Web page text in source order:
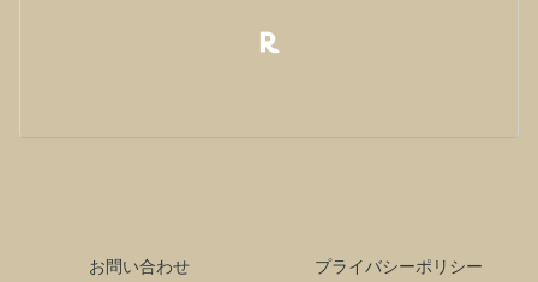
お問い合わせ プライバシーポリシー